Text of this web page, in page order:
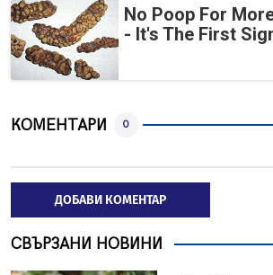
No Poop For
- It's The First
КОМЕНТАРИ 0
ДОБАВИ КОМЕНТАР
СВЪРЗАНИ НОВИНИ